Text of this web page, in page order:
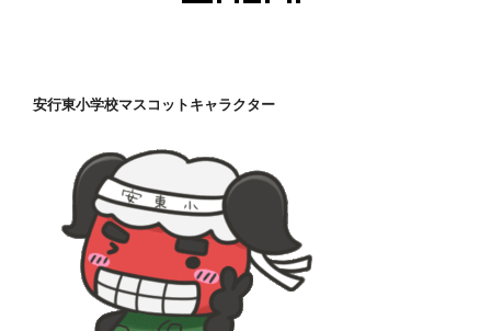
安行東小学校マスコットキャラクター